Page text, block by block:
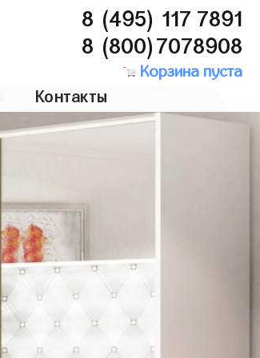
8 (495) 117 7891
8 (800)7078908
Корзина пуста
Контакты